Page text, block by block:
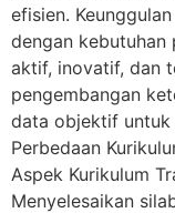
efisien.
dengan kebutuhan
aktif, inovatif, dan
pengembangan
data objektif untuk
Perbedaan
Aspek Kurikulum
Menyelesaikan